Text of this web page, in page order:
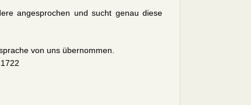
angesprochen und sucht genau diese
von uns übernommen.